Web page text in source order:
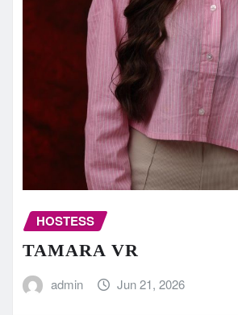
HOSTESS
TAMARA VR
admin Jun 21, 2026